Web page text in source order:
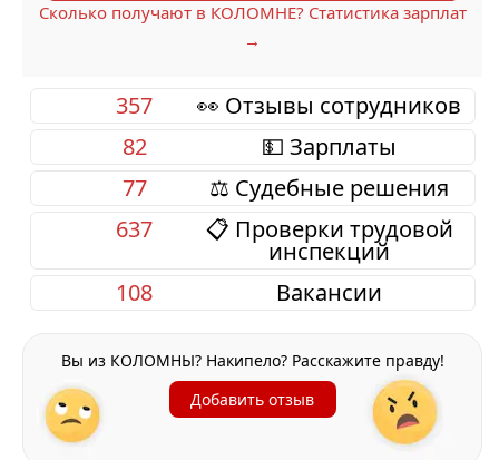
Сколько получают в КОЛОМНЕ? Статистика зарплат
→
👀 Отзывы сотрудников
357
💵 Зарплаты
82
⚖️ Судебные решения
77
📋 Проверки трудовой
инспекций
637
Вакансии
108
Вы из КОЛОМНЫ? Накипело? Расскажите правду!
Добавить отзыв